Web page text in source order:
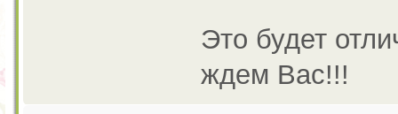
Это будет
ждем Вас!!!